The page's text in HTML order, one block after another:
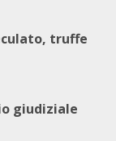
truffe
giudiziale